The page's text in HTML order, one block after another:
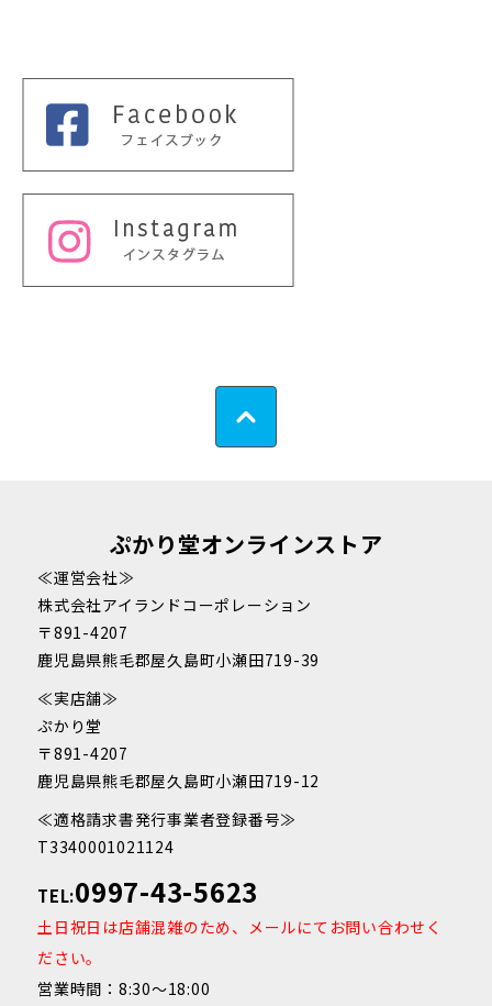
ぷかり堂オンラインストア
≪運営会社≫
株式会社アイランドコーポレーション
〒891-4207
鹿児島県熊毛郡屋久島町小瀬田719-39
≪実店舗≫
ぷかり堂
〒891-4207
鹿児島県熊毛郡屋久島町小瀬田719-12
≪適格請求書発行事業者登録番号≫
T3340001021124
TEL:0997-43-5623
土日祝日は店舗混雑のため、メールにてお問い合わせく
ださい。
営業時間：8:30～18:00